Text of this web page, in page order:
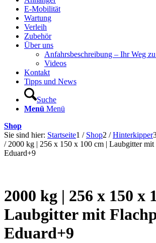
E-Mobilität
Wartung
Verleih
Zubehör
Über uns
Anfahrsbeschreibung – Ihr Weg
Videos
Kontakt
Tipps und News
Suche
Menü Menü
Shop
Sie sind hier: Startseite1 / Shop2 / Hinterkipper
/ 2000 kg | 256 x 150 x 100 cm | Laubgitter mit
Eduard+9
2000 kg | 256 x 150 x
Laubgitter mit
Eduard+9